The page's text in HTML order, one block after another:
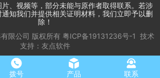
、视频等，部分未能与原作者取得联系。若涉
知我们并提供相关证明材料，我们立即予以删
除！
限公司 版权所有 粤ICP备19131236号-1 技术
支持： 友点软件
拨号 产品 联系